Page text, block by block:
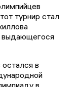
турнир стал
выдающегося
в
в